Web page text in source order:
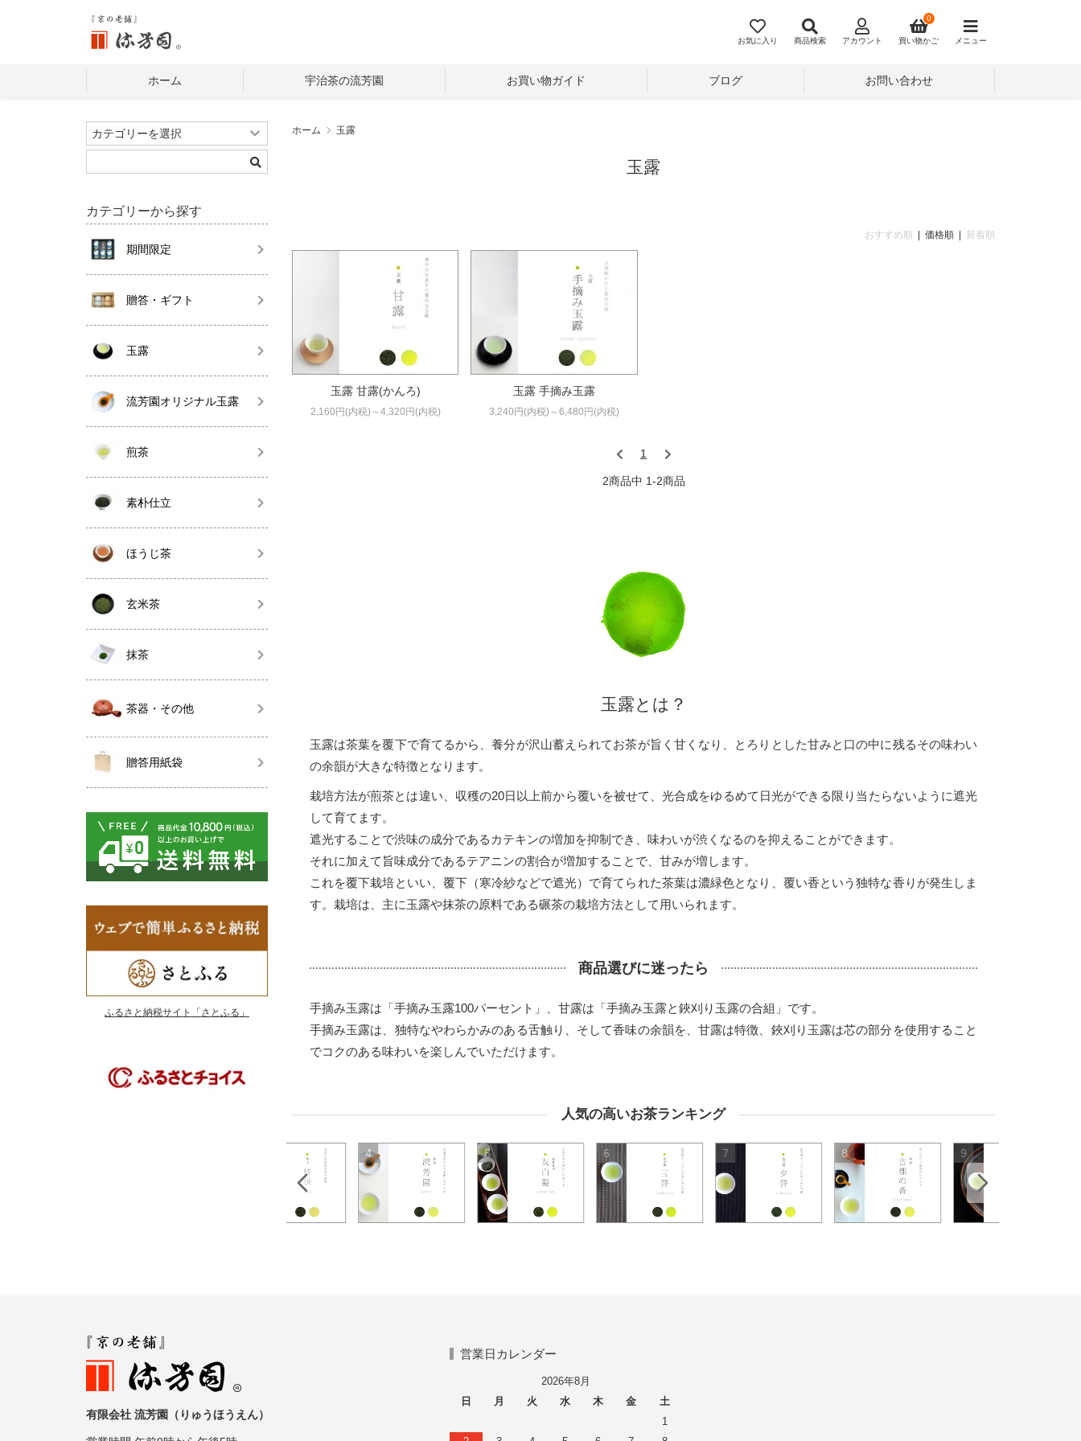
お気に入り 商品検索 アカウント 買い物かご
0
メニュー
ホーム 宇治茶の流芳園 お買い物ガイド ブログ お問い合わせ
ホーム 玉露
玉露
おすすめ順 | 価格順 | 新着順
玉露 甘露(かんろ)
2,160円(内税)～4,320円(内税)
玉露 手摘み玉露
3,240円(内税)～6,480円(内税)
1
2商品中 1-2商品
玉露とは？
玉露は茶葉を覆下で育てるから、養分が沢山蓄えられてお茶が旨く甘くなり、とろりとした甘みと口の中に残るその味わい
の余韻が大きな特徴となります。
栽培方法が煎茶とは違い、収穫の20日以上前から覆いを被せて、光合成をゆるめて日光ができる限り当たらないように遮光
して育てます。
遮光することで渋味の成分であるカテキンの増加を抑制でき、味わいが渋くなるのを抑えることができます。
それに加えて旨味成分であるテアニンの割合が増加することで、甘みが増します。
これを覆下栽培といい、覆下（寒冷紗などで遮光）で育てられた茶葉は濃緑色となり、覆い香という独特な香りが発生しま
す。栽培は、主に玉露や抹茶の原料である碾茶の栽培方法として用いられます。
商品選びに迷ったら
手摘み玉露は「手摘み玉露100パーセント」、甘露は「手摘み玉露と鋏刈り玉露の合組」です。
手摘み玉露は、独特なやわらかみのある舌触り、そして香味の余韻を、甘露は特徴、鋏刈り玉露は芯の部分を使用すること
でコクのある味わいを楽しんでいただけます。
人気の高いお茶ランキング
カテゴリーから探す
期間限定
贈答・ギフト
玉露
流芳園オリジナル玉露
煎茶
素朴仕立
ほうじ茶
玄米茶
抹茶
茶器・その他
贈答用紙袋
ふるさと納税サイト「さとふる」
有限会社 流芳園（りゅうほうえん）
営業日カレンダー
2026年8月
日
月 火 水 木 金
土
1